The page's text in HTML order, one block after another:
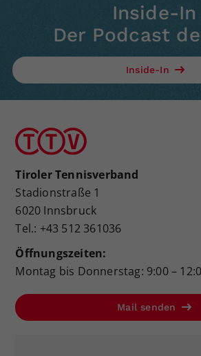
Inside-In
Der Podcast
Inside-In
Tiroler Tennisverband
Stadionstraße 1
6020 Innsbruck
Tel.: +43 512 361036
Öffnungszeiten:
Montag bis Donnerstag: 9:00 –
Mail senden